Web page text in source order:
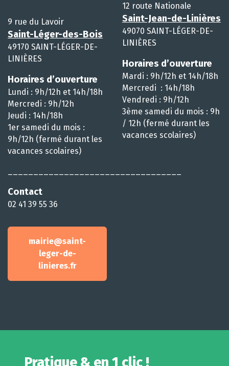
9 rue du Lavoir
Saint-Léger-des-Bois
49170 SAINT-LÉGER-DE-
LINIÈRES
Horaires d’ouverture
Lundi : 9h/12h et 14h/18h
Mercredi : 9h/12h
Jeudi : 14h/18h
1er samedi du mois :
9h/12h (fermé durant les
vacances scolaires)
Contact
02 41 39 55 36
mairie@saint-
leger-de-
linieres.fr
12 route Nationale
Saint-Jean-de-Linières
49070 SAINT-LÉGER-DE-
LINIÈRES
Horaires d’ouverture
Mardi : 9h/12h et 14h/18h
Mercredi : 14h/18h
Vendredi : 9h/12h
3ème samedi du mois : 9h
/ 12h (fermé durant les
vacances scolaires)
Pratique & en 1 clic !